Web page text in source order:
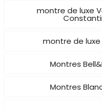
montre de luxe
montre de luxe
Montres
Montres